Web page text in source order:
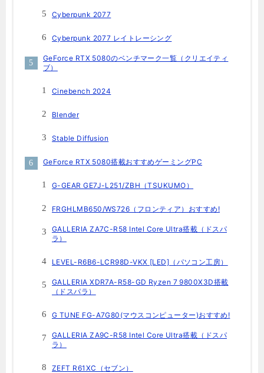
Cyberpunk 2077
Cyberpunk 2077 レイトレーシング
GeForce RTX 5080のベンチマーク一覧（クリエイティ
ブ）
Cinebench 2024
Blender
Stable Diffusion
GeForce RTX 5080搭載おすすめゲーミングPC
G-GEAR GE7J-L251/ZBH（TSUKUMO）
FRGHLMB650/WS726（フロンティア）おすすめ!
GALLERIA ZA7C-R58 Intel Core Ultra搭載（ドスパ
ラ）
LEVEL-R6B6-LCR98D-VKX [LED]（パソコン工房）
GALLERIA XDR7A-R58-GD Ryzen 7 9800X3D搭載
（ドスパラ）
G TUNE FG-A7G80(マウスコンピューター)おすすめ!
GALLERIA ZA9C-R58 Intel Core Ultra搭載（ドスパ
ラ）
ZEFT R61XC（セブン）